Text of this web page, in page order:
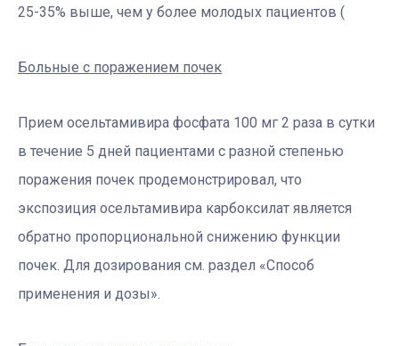
25-35% выше, чем у более молодых пациентов (
Больные с поражением почек
Прием осельтамивира фосфата 100 мг 2 раза в сутки
в течение 5 дней пациентами с разной степенью
поражения почек продемонстрировал, что
экспозиция осельтамивира карбоксилат является
обратно пропорциональной снижению функции
почек. Для дозирования см. раздел «Способ
применения и дозы».